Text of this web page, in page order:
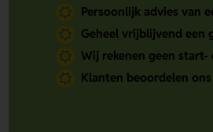
Persoonlijk advies van
Geheel vrijblijvend een
Wij rekenen geen start-
Klanten beoordelen